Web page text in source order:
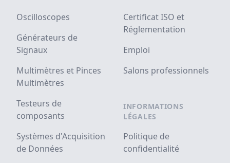
Oscilloscopes
Générateurs de
Signaux
Multimètres et Pinces
Multimètres
Testeurs de
composants
Systèmes d'Acquisition
de Données
Certificat ISO et
Réglementation
Emploi
Salons professionnels
INFORMATIONS
LÉGALES
Politique de
confidentialité